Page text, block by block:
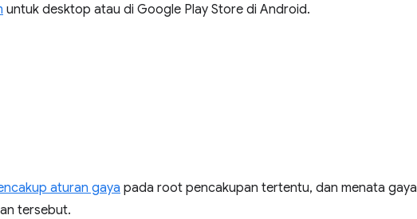
untuk desktop atau di Google Play Store di Android.
aturan gaya pada root pencakupan tertentu, dan menata gaya
tersebut.